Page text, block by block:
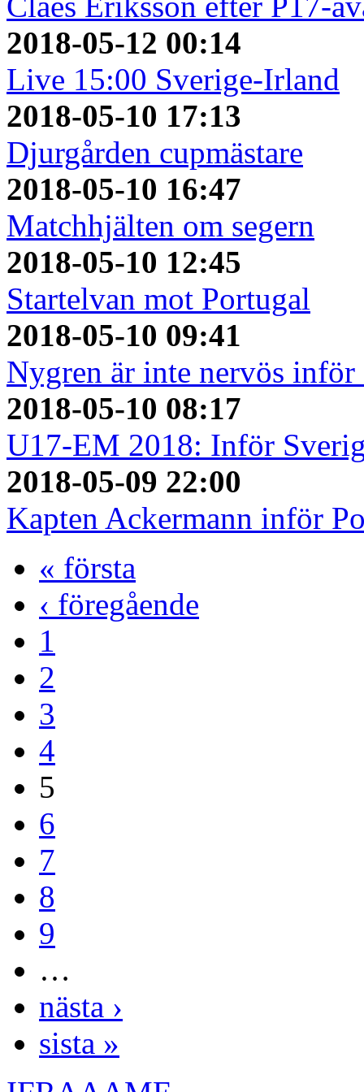
2018-05-12 00:14
Live 15:00 Sverige-Irland
2018-05-10 17:13
Djurgården cupmästare
2018-05-10 16:47
Matchhjälten om segern
2018-05-10 12:45
Startelvan mot Portugal
2018-05-10 09:41
Nygren är inte nervös inför
2018-05-10 08:17
U17-EM 2018: Inför
2018-05-09 22:00
Kapten Ackermann inför
« första
‹ föregående
1
2
3
4
5
6
7
8
9
…
nästa ›
sista »